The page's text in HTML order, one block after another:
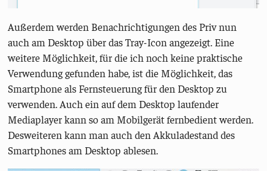
Außerdem werden Benachrichtigungen des Priv nun
auch am Desktop über das Tray-Icon angezeigt. Eine
weitere Möglichkeit, für die ich noch keine praktische
Verwendung gefunden habe, ist die Möglichkeit, das
Smartphone als Fernsteuerung für den Desktop zu
verwenden. Auch ein auf dem Desktop laufender
Mediaplayer kann so am Mobilgerät fernbedient werden.
Desweiteren kann man auch den Akkuladestand des
Smartphones am Desktop ablesen.